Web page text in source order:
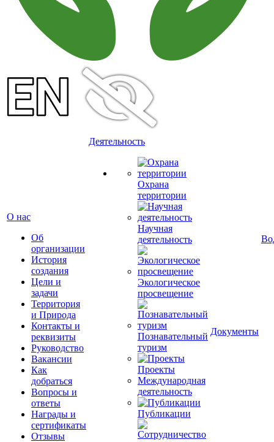
О нас
Об
организации
История
создания
Цели и
задачи
Территория
и Природа
Контакты и
реквизиты
Руководство
Вакансии
Как
добраться
Вопросы и
ответы
Награды и
сертификаты
Отзывы
Деятельность
Охрана
территории
Научная
деятельность
Экологическое
просвещение
Познавательный
туризм
Проекты
Международная
деятельность
Публикации
Документы